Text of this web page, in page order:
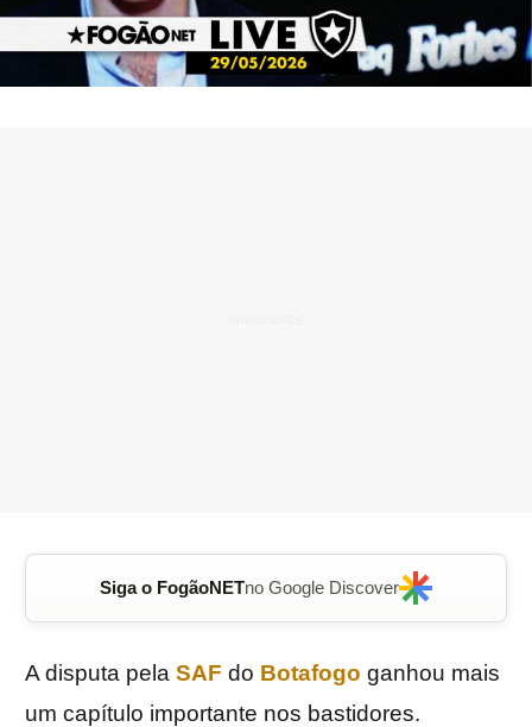
Siga o FogãoNETno Google Discover
A disputa pela SAF do Botafogo ganhou mais
um capítulo importante nos bastidores.